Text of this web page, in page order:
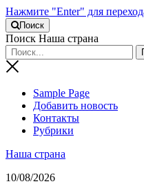
Нажмите "Enter" для
Поиск
Поиск Наша страна
Sample Page
Добавить новость
Контакты
Рубрики
Наша страна
10/08/2026